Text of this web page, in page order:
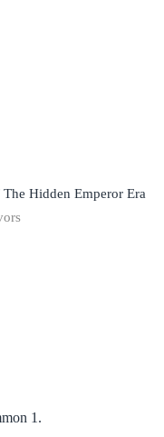
The Hidden Emperor Era
1.